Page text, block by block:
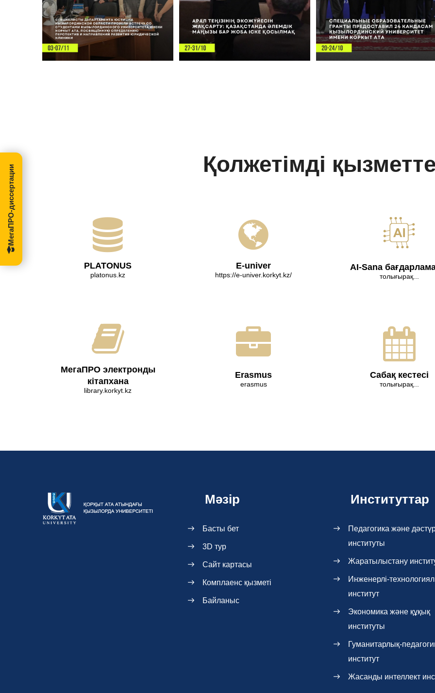
Қолжетімді
PLATONUS
platonus.kz
E-univer
https://e-univer.korkyt.kz/
AI-Sana
толығырақ...
МегаПРО электронды
кітапхана
library.korkyt.kz
Erasmus
erasmus
Сабақ кестесі
толығырақ...
Мәзір
Басты бет
3D тур
Сайт картасы
Комплаенс қызметі
Байланыс
Институттар
Педагогика және
институты
Жаратылыстану
Инженерлі-
институт
Экономика және құқық
институты
Гуманитарлық-
институт
Жасанды интеллект
МегаПРО-диссертации